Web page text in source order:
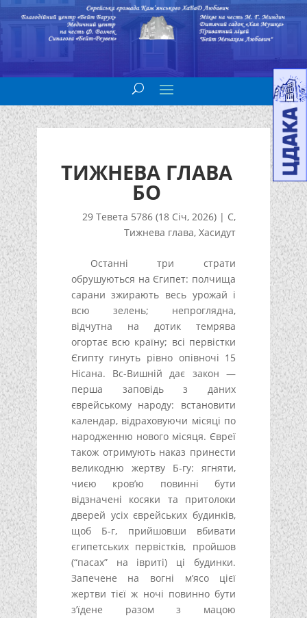
ТИЖНЕВА ГЛАВА
БО
29 Тевета 5786 (18 Січ, 2026) | С,
Тижнева глава,Хасидут
Останні три страти
обрушуються на Єгипет: полчища
сарани зжирають весь урожай і
всю зелень; непроглядна,
відчутна на дотик темрява
огортає всю країну; всі первістки
Єгипту гинуть рівно опівночі 15
Нісана. Вс-Вишній дає закон —
перша заповідь з даних
єврейському народу: встановити
календар, відраховуючи місяці по
народженню нового місяця. Євреї
також отримують наказ принести
великодню жертву Б-гу: ягняти,
чиєю кров’ю повинні бути
відзначені косяки та притолоки
дверей усіх єврейських будинків,
щоб Б-г, прийшовши вбивати
єгипетських первістків, пройшов
(“пасах” на івриті) ці будинки.
Запечене на вогні м’ясо цієї
жертви тієї ж ночі повинно бути
з’їдене разом з мацою